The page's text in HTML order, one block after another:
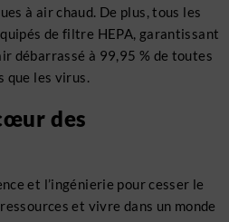
à air chaud. De plus, tous les
de filtre HEPA, garantissant
débarrassé à 99,95 % de toutes
que les virus.
des
et l’ingénierie pour cesser le
et vivre dans un monde